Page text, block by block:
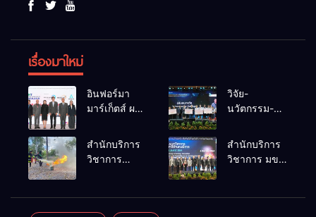
เรื่องมาใหม่
อินฟอร์มา
มาร์เก็ตส์ ผนึก
ธุรกิจท่อง
เที่ยว-บริการ
Thailand
2026 เชื่อม 4
วิจัย-
นวัตกรรม-
คือโอกาสใหม่
ของคนพิการ
เศรษฐกิจ
สำนักบริการ
วิชาการ
สำนักบริการ
วิชาการ มข.